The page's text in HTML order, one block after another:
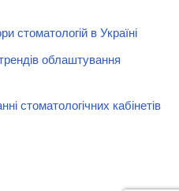
стоматологій в Україні
облаштування
стоматологічних кабінетів